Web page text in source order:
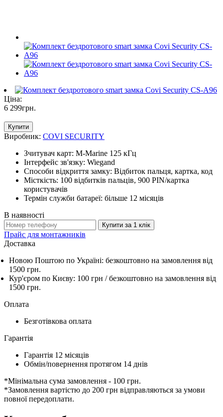
Ціна:
6 299грн.
Купити
Виробник: COVI SECURITY
Зчитувач карт: M-Marine 125 кГц
Інтерфейс зв'язку: Wiegand
Способи відкриття замку: Відбиток пальця, картка, код
Місткість: 100 відбитків пальців, 900 PIN/картка
користувачів
Термін служби батареї: більше 12 місяців
В наявності
Купити за 1 клiк
Прайс для монтажників
Доставка
Новою Поштою по Україні: безкоштовно на замовлення від
1500 грн.
Кур'єром по Києву: 100 грн /безкоштовно на замовлення від
1500 грн.
Оплата
Безготівкова оплата
Гарантія
Гарантія 12 місяців
Обмін/повернення протягом 14 днів
*Мінімальна сума замовлення - 100 грн.
*Замовлення вартістю до 200 грн відправляються за умови
повної передоплати.